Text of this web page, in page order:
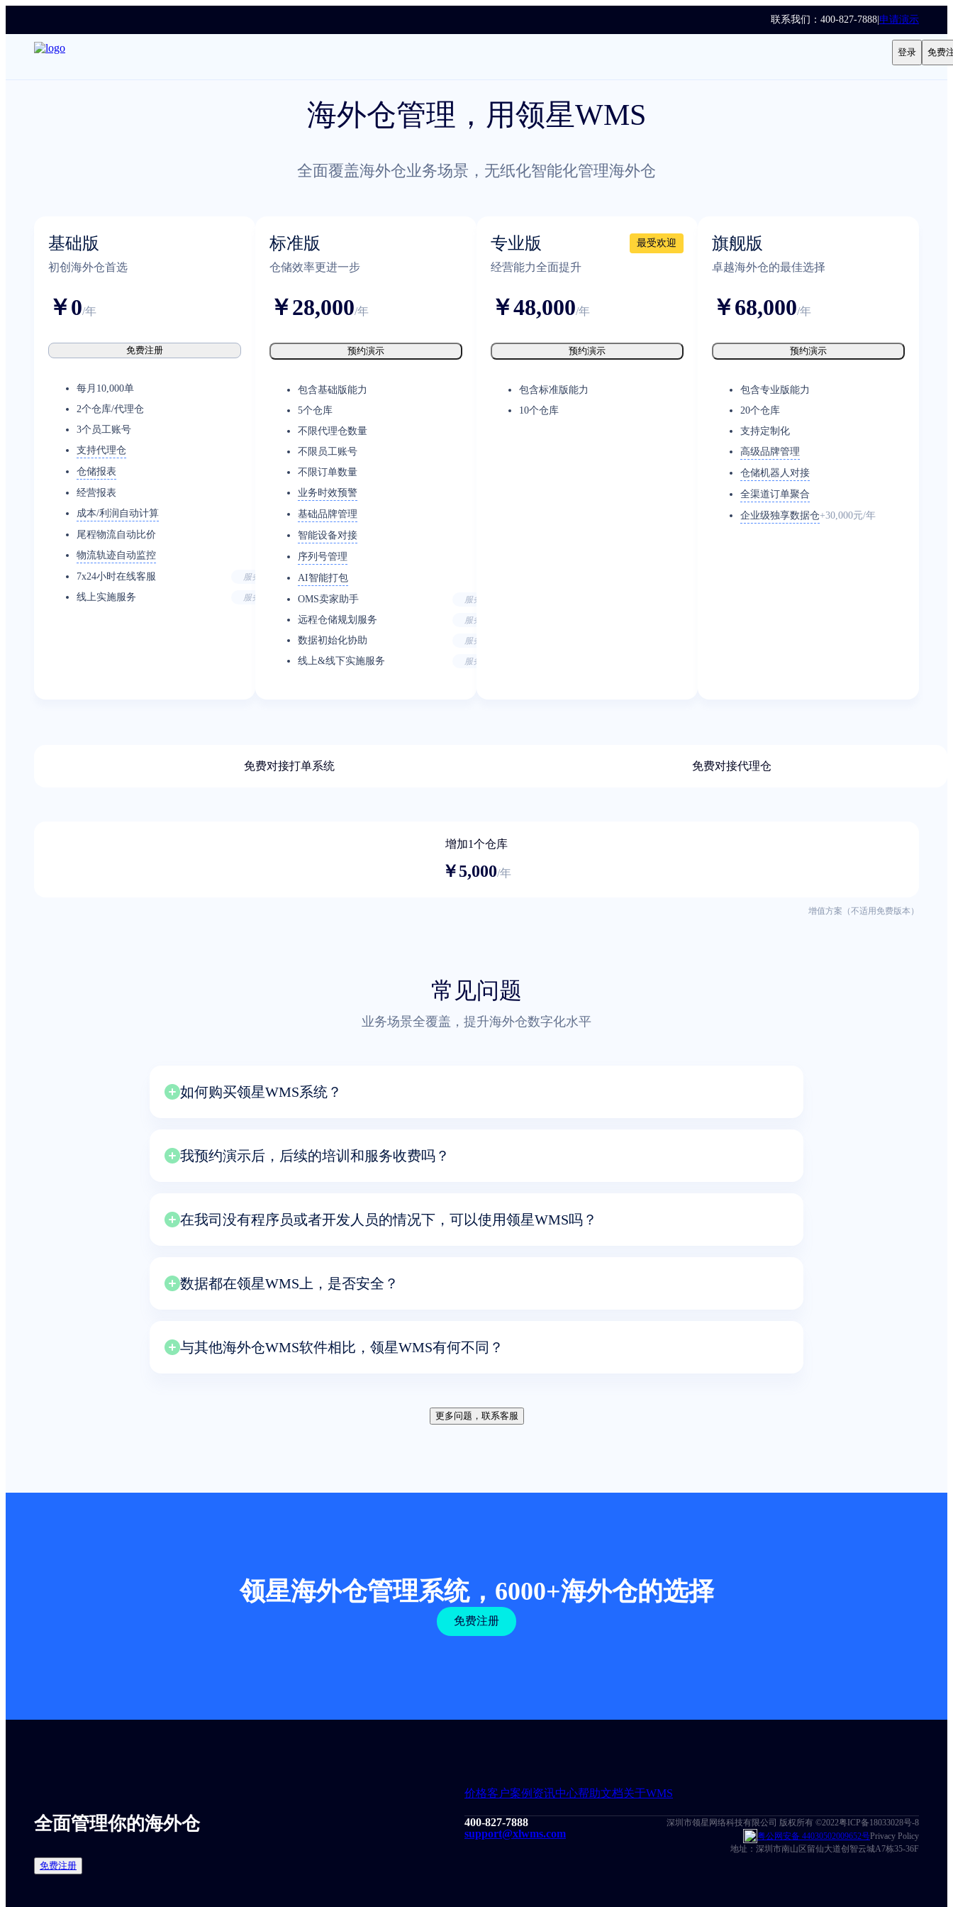
联系我们：400-827-7888 申请演示
登录 免费
海外仓管理，用领星WMS
全面覆盖海外仓业务场景，无纸化智能化管理海外仓
基础版
初创海外仓首选
￥0/年
免费注册
每月10,000单
2个仓库/代理仓
3个员工账号
支持代理仓
仓储报表
经营报表
成本/利润自动计算
尾程物流自动比价
物流轨迹自动监控
7x24小时在线客服
服务
线上实施服务 服务
标准版
仓储效率更进一步
￥28,000/年
预约演示
包含基础版能力
5个仓库
不限代理仓数量
不限员工账号
不限订单数量
业务时效预警
基础品牌管理
智能设备对接
序列号管理
AI智能打包
OMS卖家助手
服务
远程仓储规划服务 服务
数据初始化协助 服务
线上&线下实施服务 服务
专业版 最受欢迎
经营能力全面提升
￥48,000/年
预约演示
包含标准版能力
10个仓库
旗舰版
卓越海外仓的最佳选择
￥68,000/年
预约演示
包含专业版能力
20个仓库
支持定制化
高级品牌管理
仓储机器人对接
全渠道订单聚合
企业级独享数据仓+30,000元/年
免费对接打单系统 免费对接代理仓
增加1个仓库
￥5,000/年
增值方案（不适用免费版本）
常见问题
业务场景全覆盖，提升海外仓数字化水平
如何购买领星WMS系统？
我预约演示后，后续的培训和服务收费吗？
在我司没有程序员或者开发人员的情况下，可以使用领星WMS吗？
数据都在领星WMS上，是否安全？
与其他海外仓WMS软件相比，领星WMS有何不同？
更多问题，联系客服
领星海外仓管理系统，6000+海外仓的选择
免费注册
全面管理你的海外仓
免费注册
价格客户案例 资讯中心帮助文档关于WMS
400-827-7888
support@xlwms.com
深圳市领星网络科技有限公司 版权所有 ©2022粤ICP备18033028号-8
粤公网安备 44030502009652号Privacy Policy
地址：深圳市南山区留仙大道创智云城A7栋35-36F